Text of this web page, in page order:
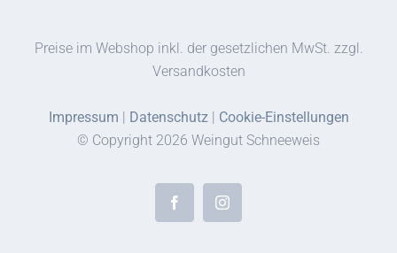
Preise im Webshop inkl. der gesetzlichen MwSt. zzgl.
Versandkosten
Impressum Datenschutz| Cookie-Einstellungen
© Copyright 2026 Weingut Schneeweis
FacebookInstagram